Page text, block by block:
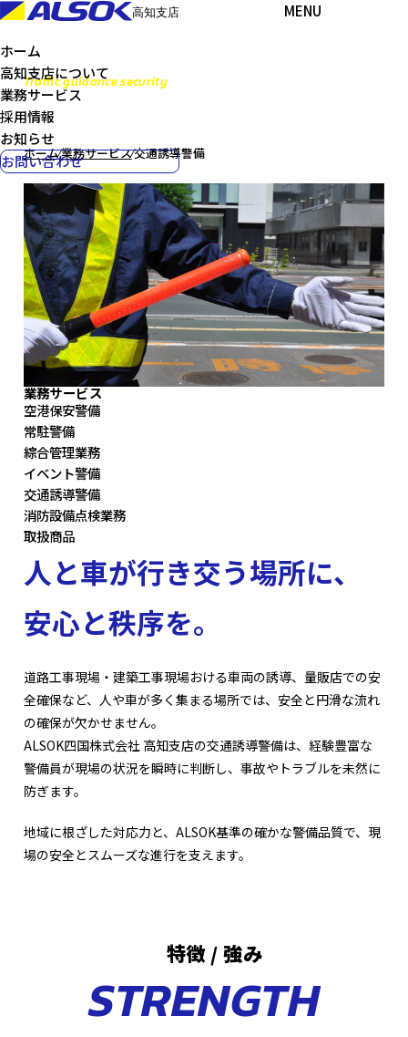
高知支店 MENU
ホーム
高知支店について
業務サービス
採用情報
お知らせ
お問い合わせ
Traffic guidance security
交通誘導警備
ホーム⁄業務サービス⁄交通誘導警備
業務サービス
空港保安警備
常駐警備
綜合管理業務
イベント警備
交通誘導警備
消防設備点検業務
取扱商品
人と車が行き交う場所に、
安心と秩序を。
道路工事現場・建築工事現場おける車両の誘導、量販店での安
全確保など、人や車が多く集まる場所では、安全と円滑な流れ
の確保が欠かせません。
ALSOK四国株式会社 高知支店の交通誘導警備は、経験豊富な
警備員が現場の状況を瞬時に判断し、事故やトラブルを未然に
防ぎます。
地域に根ざした対応力と、ALSOK基準の確かな警備品質で、現
場の安全とスムーズな進行を支えます。
特徴 / 強み
STRENGTH